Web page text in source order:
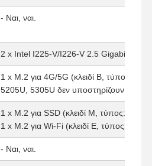
- Ναι, ναι.
2 x Intel I225-V/I226-V 2.5 Gigabit LAN
1 x M.2 για 4G/5G (κλειδί B, τύπος:
5205U, 5305U δεν υποστηρίζουν 5G
1 x M.2 για SSD (κλειδί M, τύπος: 2280)
1 x M.2 για Wi-Fi (κλειδί E, τύπος: 2230)
- Ναι, ναι.